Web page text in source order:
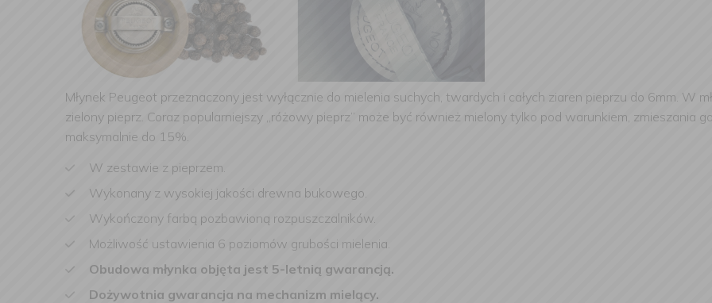
Młynek Peugeot przeznaczony jest wyłącznie do mielenia suchych, twardych i całych ziaren pieprzu do 6mm. W
zielony pieprz. Coraz popularniejszy „różowy pieprz” może być również mielony tylko pod warunkiem, zmieszania
maksymalnie do 15%.
W zestawie z pieprzem.
Wykonany z wysokiej jakości drewna bukowego.
Wykończony farbą pozbawioną rozpuszczalników.
Możliwość ustawienia 6 poziomów grubości mielenia.
Obudowa młynka objęta jest 5-letnią gwarancją.
Dożywotnia gwarancja na mechanizm mielący.